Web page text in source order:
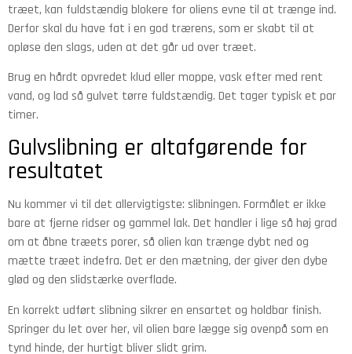
træet, kan fuldstændig blokere for oliens evne til at trænge ind.
Derfor skal du have fat i en god trærens, som er skabt til at
opløse den slags, uden at det går ud over træet.
Brug en hårdt opvredet klud eller moppe, vask efter med rent
vand, og lad så gulvet tørre fuldstændig. Det tager typisk et par
timer.
Gulvslibning er altafgørende for
resultatet
Nu kommer vi til det allervigtigste: slibningen. Formålet er ikke
bare at fjerne ridser og gammel lak. Det handler i lige så høj grad
om at åbne træets porer, så olien kan trænge dybt ned og
mætte træet indefra. Det er den mætning, der giver den dybe
glød og den slidstærke overflade.
En korrekt udført slibning sikrer en ensartet og holdbar finish.
Springer du let over her, vil olien bare lægge sig ovenpå som en
tynd hinde, der hurtigt bliver slidt grim.